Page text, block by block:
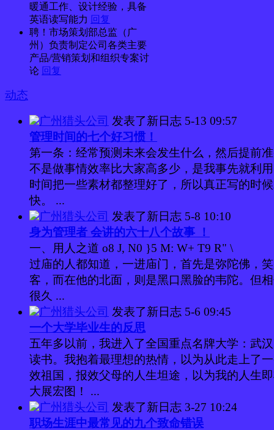
暖通工作、设计经验，具备
英语读写能力 回复
聘！市场策划部总监（广
州）负责制定公司各类主要
产品/营销策划和组织专案讨
论 回复
动态
广州猎头公司 发表了新日志 5-13 09:57
管理时间的七个好习惯！
第一条：经常预测未来会发生什么，然后提前
不是做事情效率比大家高多少，是我事先就利
时间把一些素材都整理好了，所以真正写的时
快。 ...
广州猎头公司 发表了新日志 5-8 10:10
身为管理者 会讲的六十八个故事 ！
一、用人之道 o8 J, N0 }5 M: W+ T9 R"
过庙的人都知道，一进庙门，首先是弥陀佛，
客，而在他的北面，则是黑口黑脸的韦陀。但
很久 ...
广州猎头公司 发表了新日志 5-6 09:45
一个大学毕业生的反思
五年多以前，我进入了全国重点名牌大学：武
读书。我抱着最理想的热情，以为从此走上了
效祖国，报效父母的人生坦途，以为我的人生
大展宏图！ ...
广州猎头公司 发表了新日志 3-27 10:24
职场生涯中最常见的九个致命错误